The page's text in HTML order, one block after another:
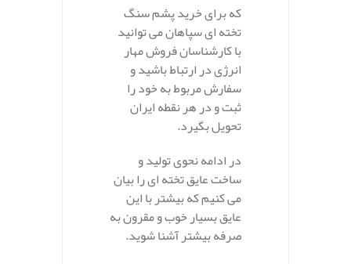
که برای خرید پشم سنگ
تخته ای سپاهان می توانید
با کارشناسان فروش مهار
انرژی در ارتباط باشید و
سفارش مربوط به خود را
ثبت و در هر نقطه ایران
تحویل بگیرد.
در ادامه نحوی تولید و
ساخت عایق تخته ای را بیان
می کنیم که بیشتر با این
عایق بسیار خوب و مقرون به
صرفه بیشتر آشنا شوید.